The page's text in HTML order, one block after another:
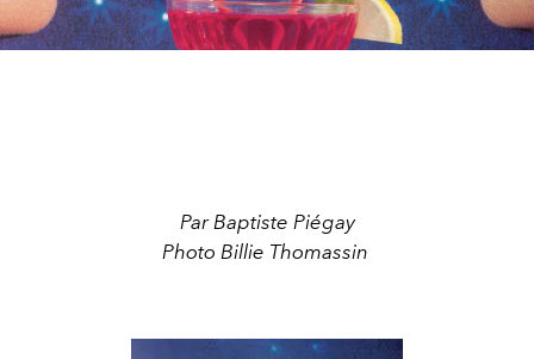
Par Baptiste Piégay
Photo Billie Thomassin